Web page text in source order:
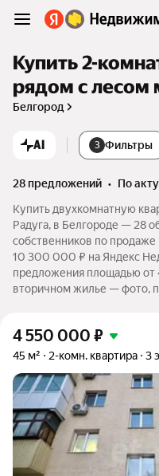
Купить 2-
рядом с лесом
Белгород
AI 3 Фильтры
28 предложений •
по
Купить двухкомнатную
Радуга, в Белгороде — 28
собственников по
10 300 000 ₽ на Яндекс
предложения площадью от
вторичном жилье — фото,
4 550 000 ₽
45 м² 2-комн. квартира 3